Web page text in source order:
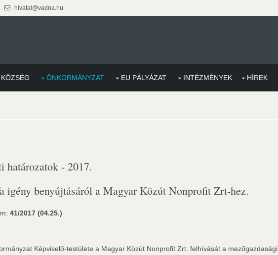
hivatal@vadna.hu
KÖZSÉG ÖNKORMÁNYZAT EU PÁLYÁZAT INTÉZMÉNYEK HÍREK
határozatok - 2017.
igény benyújtásáról a Magyar Közút Nonprofit Zrt-hez.
41/2017 (04.25.)
Képviselő-testülete a Magyar Közút Nonprofit Zrt. felhívását a mezőgazdasági